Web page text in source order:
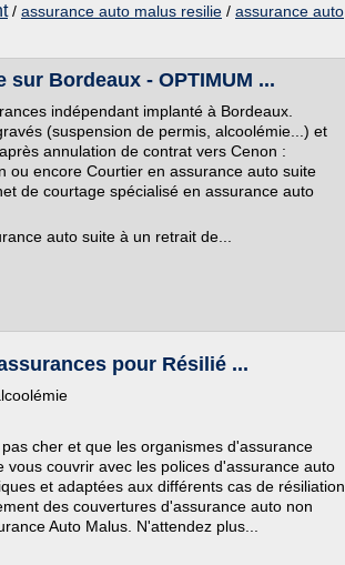
/ assurance auto malus resilie / assurance auto
Bordeaux - OPTIMUM ...
indépendant implanté à Bordeaux.
(suspension de permis, alcoolémie...) et
annulation de contrat vers Cenon :
ou encore Courtier en assurance auto suite
de courtage spécialisé en assurance auto
auto suite à un retrait de...
pour Résilié ...
cher et que les organismes d'assurance
couvrir avec les polices d'assurance auto
et adaptées aux différents cas de résiliation
des couvertures d'assurance auto non
Auto Malus. N'attendez plus...